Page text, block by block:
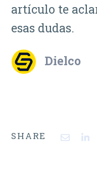
artículo te
esas dudas.
Dielco
SHARE